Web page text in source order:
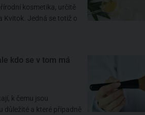
kosmetika, určitě
Kvitok. Jedná se totiž o
kdo se v tom má
k čemu jsou
důležité a které případně